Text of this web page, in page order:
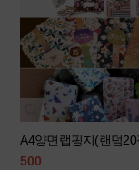
A4양면랩핑지(랜덤20
500